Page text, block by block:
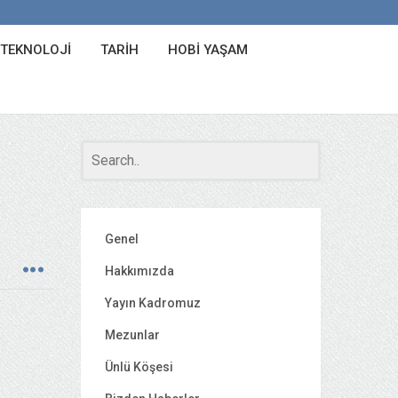
TARIH HOBI YAŞAM
Genel
Hakkımızda
Yayın Kadromuz
Mezunlar
Ünlü Köşesi